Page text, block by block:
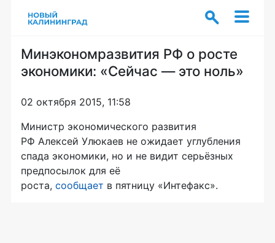
Минэкономразвития РФ о росте
экономики: «Сейчас — это ноль»
02 октября 2015, 11:58
Министр экономического развития
РФ Алексей Улюкаев не ожидает углубления
спада экономики, но и не видит серьёзных
предпосылок для её
роста, сообщает в пятницу «Интефакс».